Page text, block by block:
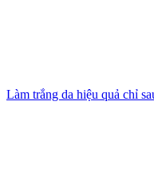
Làm trắng da hiệu quả chỉ